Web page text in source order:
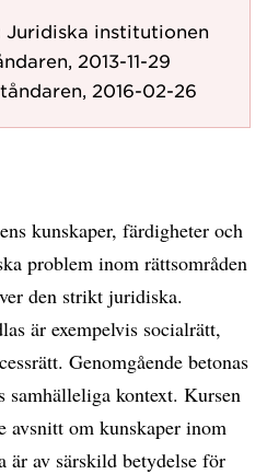
Juridiska institutionen
2013-11-29
2016-02-26
kunskaper, färdigheter och
problem inom rättsområden
den strikt juridiska.
är exempelvis socialrätt,
Genomgående betonas
samhälleliga kontext. Kursen
avsnitt om kunskaper inom
är av särskild betydelse för